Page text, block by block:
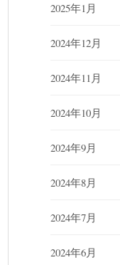
2025年1月
2024年12月
2024年11月
2024年10月
2024年9月
2024年8月
2024年7月
2024年6月